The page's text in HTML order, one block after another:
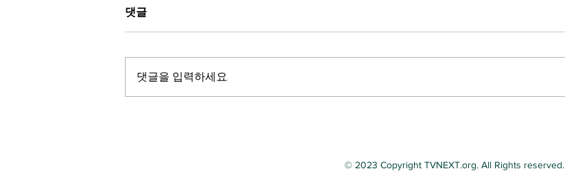
“Respect For Marriage
Act -HR8404: 모든 형태의
출하고 급히 통과시킨 이유들
그
올바로 아는게 힘이다. 성경적 세계
관으로 무장하라! By 김태오 목사,
결혼 존중 시행령 “Respect
댓글
댓글을 입력하세요.
© 2023 Copyright TVNEXT.org. All Rights reserved.